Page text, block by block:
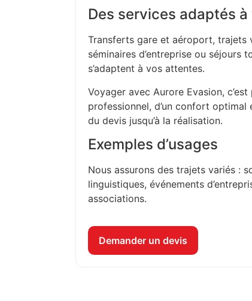
Des services adaptés
Transferts gare et aéroport, trajets
séminaires d’entreprise ou séjours
s’adaptent à vos attentes.
Voyager avec Aurore Evasion,
professionnel, d’un confort optimal
du devis jusqu’à la réalisation.
Exemples d’usages
Nous assurons des trajets variés :
linguistiques, événements
associations.
Demander un devis